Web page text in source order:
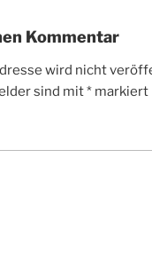
Kommentar
wird nicht
sind mit* markiert